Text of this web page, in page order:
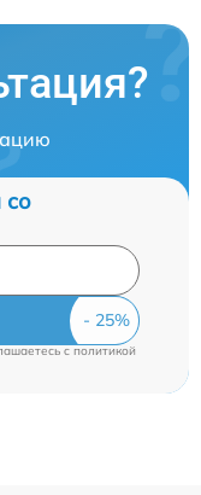
со
c политикой